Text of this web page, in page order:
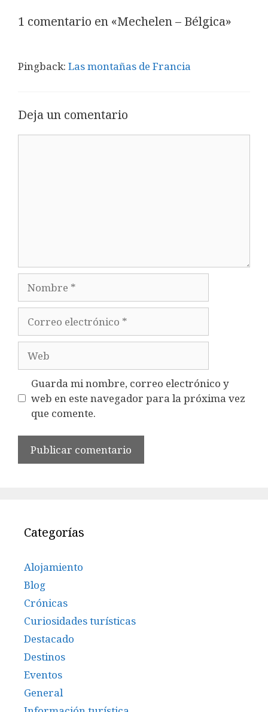
1 comentario en «Mechelen – Bélgica»
Pingback: Las montañas de Francia
Deja un comentario
electrónico
Guarda mi nombre, correo electrónico y
web en este navegador para la próxima vez
que comente.
Categorías
Alojamiento
Blog
Crónicas
Curiosidades turísticas
Destacado
Destinos
Eventos
General